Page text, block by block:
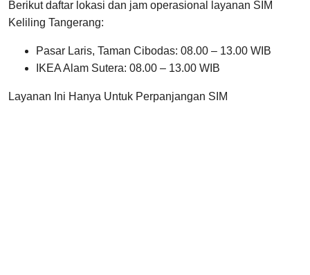
Berikut daftar lokasi dan jam operasional layanan SIM
Keliling Tangerang:
Pasar Laris, Taman Cibodas: 08.00 – 13.00 WIB
IKEA Alam Sutera: 08.00 – 13.00 WIB
Layanan Ini Hanya Untuk Perpanjangan SIM